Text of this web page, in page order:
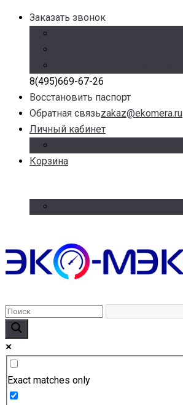
Заказать звонок
8(495)669-67-26
Восстановить паспорт
Обратная связьzakaz@ekomera.ru
Личный кабинет
Корзина
Exact matches only